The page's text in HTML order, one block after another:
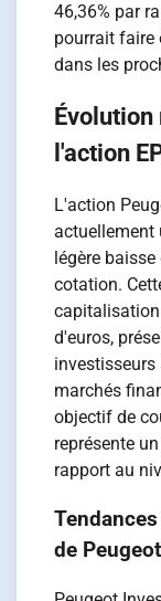
46,36% par
pourrait faire
dans les
l'action
L'action
actuellement
légère baisse
cotation.
d'euros,
investisseurs
marchés
objectif de
représente
rapport au
de Peugeot